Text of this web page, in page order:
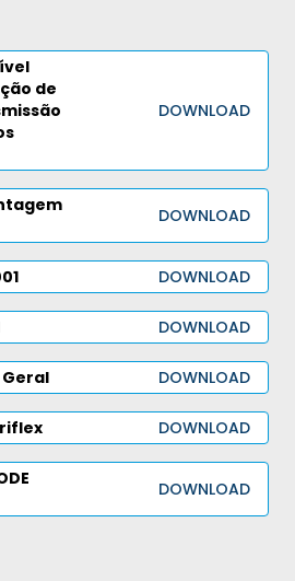
de
DOWNLOAD
DOWNLOAD
DOWNLOAD
DOWNLOAD
DOWNLOAD
DOWNLOAD
DOWNLOAD